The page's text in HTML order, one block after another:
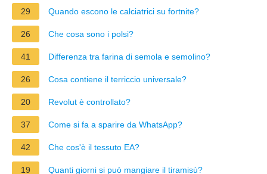
29 Quando escono le calciatrici su fortnite?
26 Che cosa sono i polsi?
41 Differenza tra farina di semola e semolino?
26 Cosa contiene il terriccio universale?
20 Revolut è controllato?
37 Come si fa a sparire da WhatsApp?
42 Che cos'è il tessuto EA?
19 Quanti giorni si può mangiare il tiramisù?